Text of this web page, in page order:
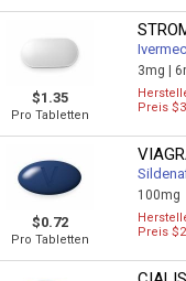
$1.35
Pro Tabletten
3mg |
Preis
$0.72
Pro Tabletten
100mg
Preis